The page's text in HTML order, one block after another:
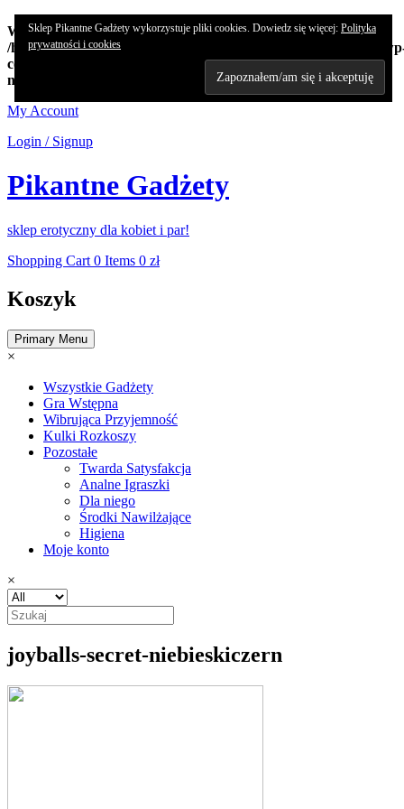
Warning: Undefined array key "edn_subs_nonce_field" in
/home/koncert/domains/pikantnehistorie.pl/public_html/sklep/
content/plugins/8-degree-notification-bar/8degree-
notification.php
Skip
content
My Account
Login / Signup
Pikantne Gadżety
sklep erotyczny dla kobiet i par!
Shopping Cart 0 Items 0 zł
Koszyk
Primary Menu
×
Wszystkie Gadżety
Gra Wstępna
Wibrująca Przyjemność
Kulki Rozkoszy
Pozostałe
Twarda Satysfakcja
Analne Igraszki
Dla niego
Środki Nawilżające
Higiena
Moje konto
×
joyballs-secret-niebieskiczern
Sklep Pikantne Gadżety wykorzystuje pliki cookies. Dowiedz się więcej: Polityka
prywatności i cookies